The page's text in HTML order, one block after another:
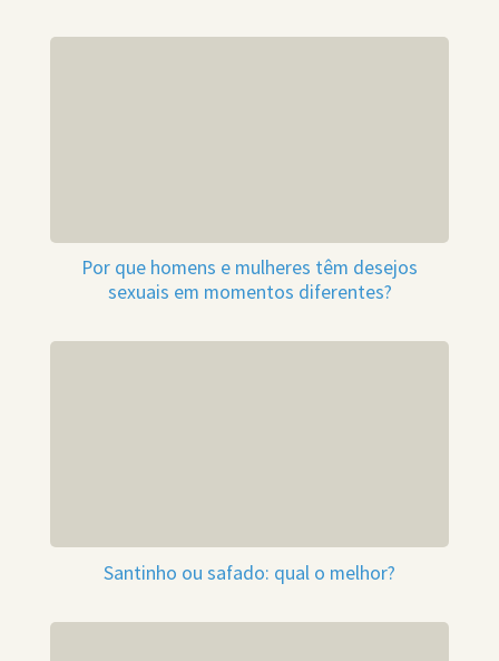
Por que homens e mulheres têm desejos
sexuais em momentos diferentes?
Santinho ou safado: qual o melhor?